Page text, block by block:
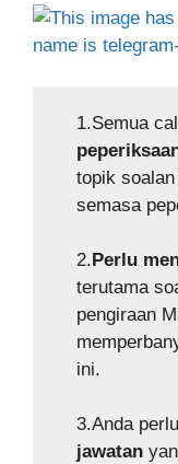
1.Semua
topik
semasa
2. Perlu
terutama
pengiraan
ini.
3.Anda
jawatan